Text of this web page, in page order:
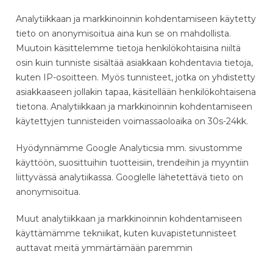
Analytiikkaan ja markkinoinnin kohdentamiseen käytetty
tieto on anonymisoitua aina kun se on mahdollista.
Muutoin käsittelemme tietoja henkilökohtaisina niiltä
osin kuin tunniste sisältää asiakkaan kohdentavia tietoja,
kuten IP-osoitteen. Myös tunnisteet, jotka on yhdistetty
asiakkaaseen jollakin tapaa, käsitellään henkilökohtaisena
tietona. Analytiikkaan ja markkinoinnin kohdentamiseen
käytettyjen tunnisteiden voimassaoloaika on 30s-24kk.
Hyödynnämme Google Analyticsia mm. sivustomme
käyttöön, suosittuihin tuotteisiin, trendeihin ja myyntiin
liittyvässä analytiikassa. Googlelle lähetettävä tieto on
anonymisoitua.
Muut analytiikkaan ja markkinoinnin kohdentamiseen
käyttämämme tekniikat, kuten kuvapistetunnisteet
auttavat meitä ymmärtämään paremmin